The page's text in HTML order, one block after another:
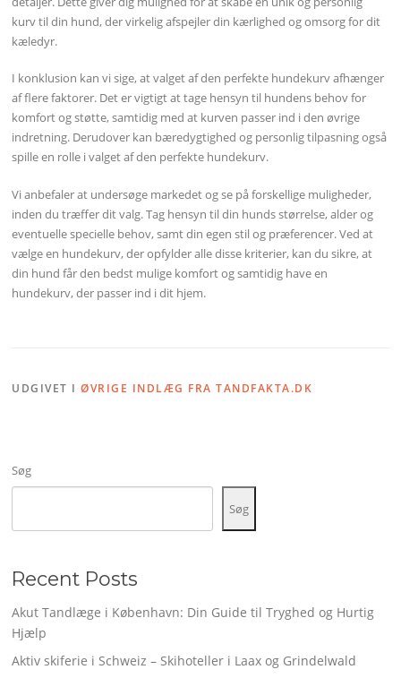
kurv til din hund, der virkelig afspejler din kærlighed og omsorg for dit
kæledyr.
I konklusion kan vi sige, at valget af den perfekte hundekurv afhænger
af flere faktorer. Det er vigtigt at tage hensyn til hundens behov for
komfort og støtte, samtidig med at kurven passer ind i den øvrige
indretning. Derudover kan bæredygtighed og personlig tilpasning også
spille en rolle i valget af den perfekte hundekurv.
Vi anbefaler at undersøge markedet og se på forskellige muligheder,
inden du træffer dit valg. Tag hensyn til din hunds størrelse, alder og
eventuelle specielle behov, samt din egen stil og præferencer. Ved at
vælge en hundekurv, der opfylder alle disse kriterier, kan du sikre, at
din hund får den bedst mulige komfort og samtidig have en
hundekurv, der passer ind i dit hjem.
UDGIVET IØVRIGE INDLÆG FRA TANDFAKTA.DK
Søg
Søg
Recent Posts
Akut Tandlæge i København: Din Guide til Tryghed og Hurtig
Hjælp
Aktiv skiferie i Schweiz – Skihoteller i Laax og Grindelwald